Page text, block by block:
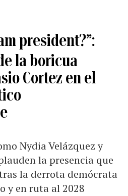
president?”:
la boricua
Cortez en el
Nydia Velázquez y
la presencia que
la derrota demócrata
y en ruta al 2028